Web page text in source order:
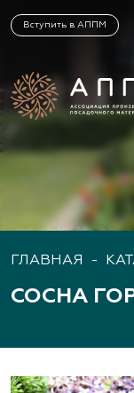
Вступить в АППМ
ГЛАВНАЯ -
СОСНА